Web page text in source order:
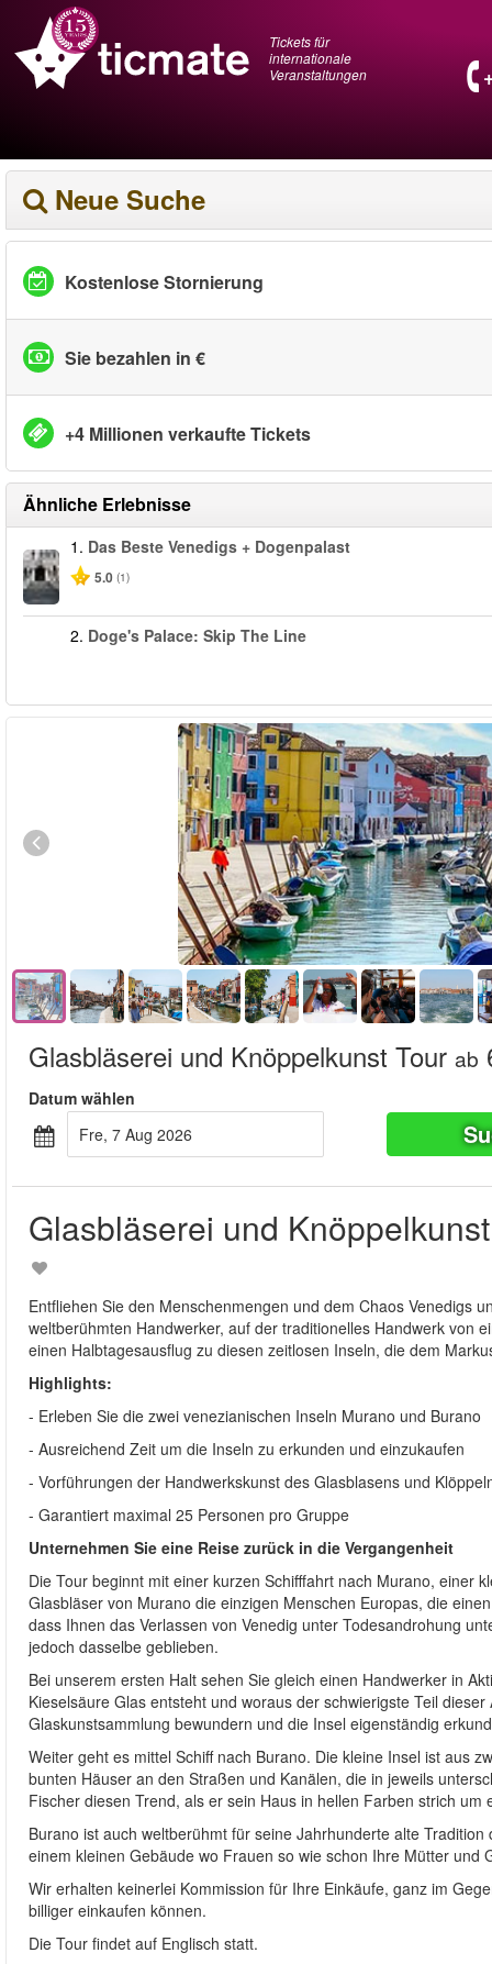
Tickets für
internationale
Veranstaltungen
Neue Suche
Kostenlose Stornierung
Sie bezahlen in €
+4 Millionen verkaufte Tickets
Ähnliche Erlebnisse
1. Das Beste Venedigs + Dogenpalast
5.0 (1)
2. Doge's Palace: Skip The Line
Glasbläserei und Knöppelkunst Tour ab
Datum wählen
Fre, 7 Aug 2026
Glasbläserei und
Entfliehen Sie den Menschenmengen und dem Chaos Venedigs
weltberühmten Handwerker, auf der traditionelles Handwerk von
einen Halbtagesausflug zu diesen zeitlosen Inseln, die dem
Highlights:
- Erleben Sie die zwei venezianischen Inseln Murano und Burano
- Ausreichend Zeit um die Inseln zu erkunden und einzukaufen
- Vorführungen der Handwerkskunst des Glasblasens und
- Garantiert maximal 25 Personen pro Gruppe
Unternehmen Sie eine Reise zurück in die Vergangenheit
Die Tour beginnt mit einer kurzen Schifffahrt nach Murano, einer
Glasbläser von Murano die einzigen Menschen Europas, die
dass Ihnen das Verlassen von Venedig unter Todesandrohung
jedoch dasselbe geblieben.
Bei unserem ersten Halt sehen Sie gleich einen Handwerker in
Kieselsäure Glas entsteht und woraus der schwierigste Teil
Glaskunstsammlung bewundern und die Insel eigenständig
Weiter geht es mittel Schiff nach Burano. Die kleine Insel ist aus
bunten Häuser an den Straßen und Kanälen, die in jeweils
Fischer diesen Trend, als er sein Haus in hellen Farben strich
Burano ist auch weltberühmt für seine Jahrhunderte alte
einem kleinen Gebäude wo Frauen so wie schon Ihre Mütter und
Wir erhalten keinerlei Kommission für Ihre Einkäufe, ganz im
billiger einkaufen können.
Die Tour findet auf Englisch statt.